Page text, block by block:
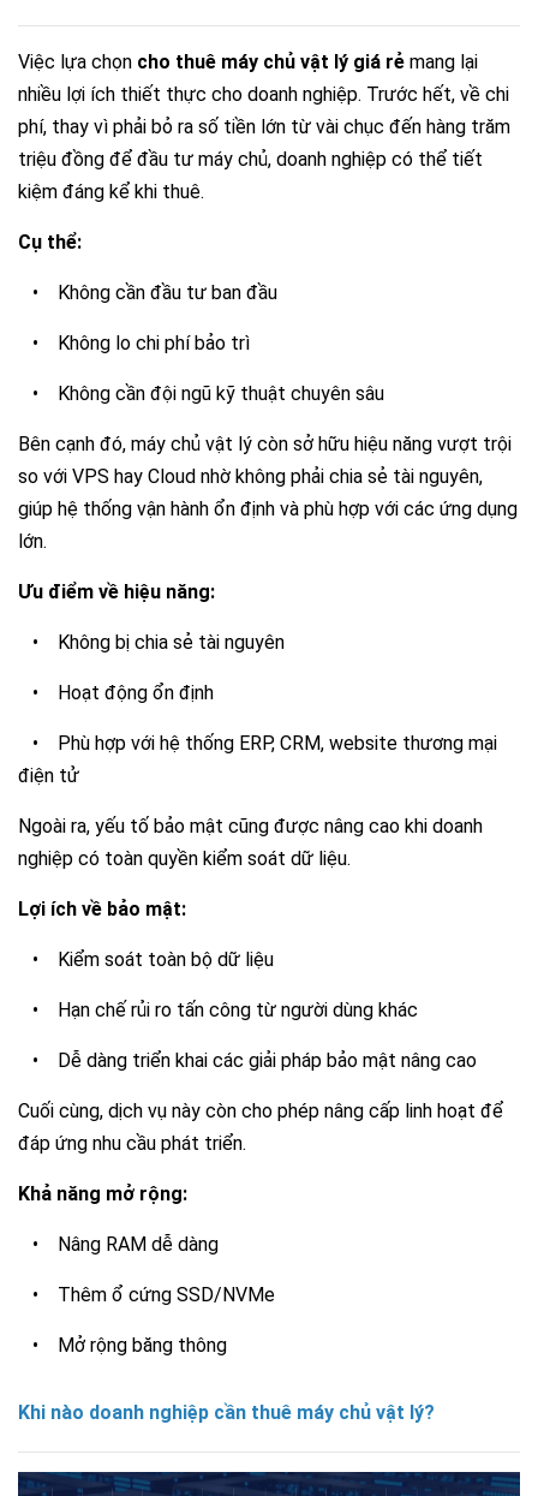
Việc lựa chọn cho thuê máy chủ vật lý giá rẻ mang lại
nhiều lợi ích thiết thực cho doanh nghiệp. Trước hết, về chi
phí, thay vì phải bỏ ra số tiền lớn từ vài chục đến hàng trăm
triệu đồng để đầu tư máy chủ, doanh nghiệp có thể tiết
kiệm đáng kể khi thuê.
Cụ thể:
• Không cần đầu tư ban đầu
• Không lo chi phí bảo trì
• Không cần đội ngũ kỹ thuật chuyên sâu
Bên cạnh đó, máy chủ vật lý còn sở hữu hiệu năng vượt trội
so với VPS hay Cloud nhờ không phải chia sẻ tài nguyên,
giúp hệ thống vận hành ổn định và phù hợp với các ứng dụng
lớn.
Ưu điểm về hiệu năng:
• Không bị chia sẻ tài nguyên
• Hoạt động ổn định
• Phù hợp với hệ thống ERP, CRM, website thương mại
điện tử
Ngoài ra, yếu tố bảo mật cũng được nâng cao khi doanh
nghiệp có toàn quyền kiểm soát dữ liệu.
Lợi ích về bảo mật:
• Kiểm soát toàn bộ dữ liệu
• Hạn chế rủi ro tấn công từ người dùng khác
• Dễ dàng triển khai các giải pháp bảo mật nâng cao
Cuối cùng, dịch vụ này còn cho phép nâng cấp linh hoạt để
đáp ứng nhu cầu phát triển.
Khả năng mở rộng:
• Nâng RAM dễ dàng
• Thêm ổ cứng SSD/NVMe
• Mở rộng băng thông
Khi nào doanh nghiệp cần thuê máy chủ vật lý?